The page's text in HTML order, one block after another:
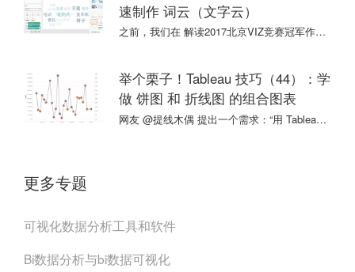
速制作 词云（文字云）
之前，我们在 解读2017北京VIZ竞赛冠军作品 时，曾经提到一种图表：词云。
举个栗子！Tableau 技巧（44）：学
做 饼图 和 折线图 的组合图表
网友 @提线木偶 提出一个需求：“用 Tableau 怎么做 饼图+折线图？用来分析整体的月趋势 + 每个月的分类占比。” 没过多久，他说自己搞定了！
更多专题
可视化数据分析工具和软件
Bi数据分析与bi数据可视化